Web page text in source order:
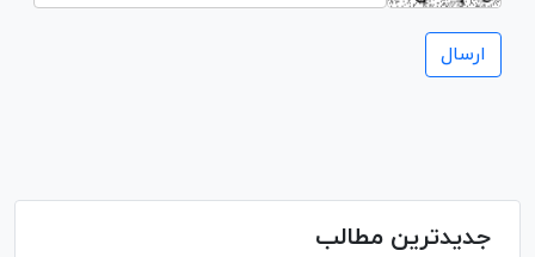
جدیدترین مطالب